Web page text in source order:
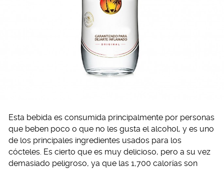
Esta bebida es consumida principalmente por personas
que beben poco o que no les gusta el alcohol, y es uno
de los principales ingredientes usados para los
cócteles. Es cierto que es muy delicioso, pero a su vez
demasiado peligroso, ya que las 1,700 calorías son